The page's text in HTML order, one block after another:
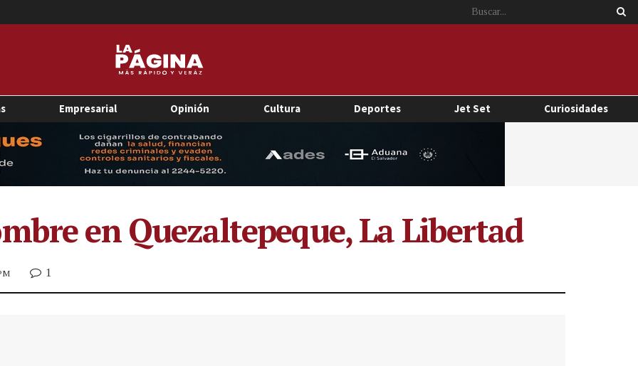
Empresarial Opinión Cultura Deportes Jet Set Curiosidades
en Quezaltepeque, La Libertad
1